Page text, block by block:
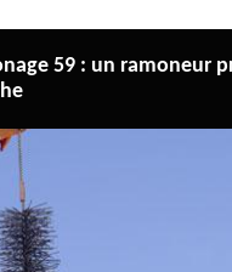
59 : un ramoneur